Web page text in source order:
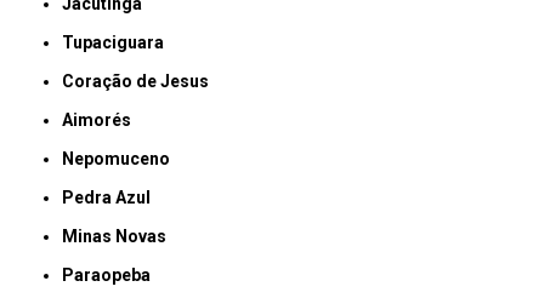
Tupaciguara
Coração de Jesus
Aimorés
Nepomuceno
Pedra Azul
Minas Novas
Paraopeba